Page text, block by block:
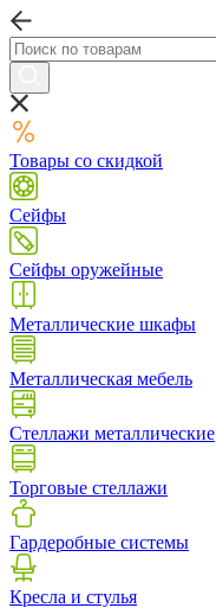
Товары со скидкой
Сейфы
Сейфы оружейные
Металлические шкафы
Металлическая мебель
Стеллажи металлические
Торговые стеллажи
Гардеробные системы
Кресла и стулья